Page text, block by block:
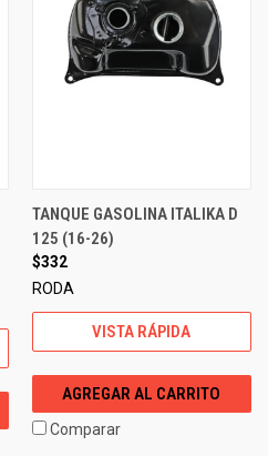
TANQUE GASOLINA ITALIKA D
125 (16-26)
$332
RODA
VISTA RÁPIDA
AGREGAR AL CARRITO
Comparar